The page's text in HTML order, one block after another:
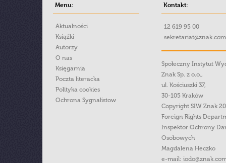
Menu:
Aktualności
Książki
Autorzy
O nas
Księgarnia
Poczta literacka
Polityka cookies
Ochrona Sygnalistow
Kontakt:
12 619 95 00
Społeczny Instytut
Znak Sp. z o.o.,
ul. Kościuszki 37,
30-105 Kraków
Copyright SIW Znak
Foreign Rights
Inspektor Ochrony
Osobowych
Magdalena Heczko
e-mail: